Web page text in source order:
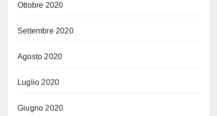
Ottobre 2020
Settembre 2020
Agosto 2020
Luglio 2020
Giugno 2020